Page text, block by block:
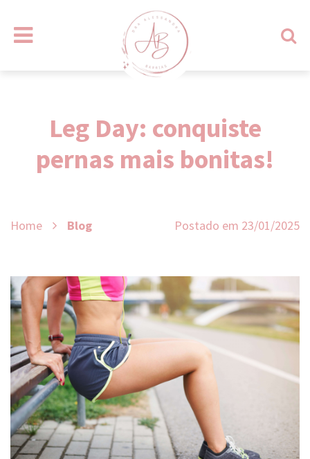
Leg Day: conquiste
pernas mais bonitas!
Home Blog Postado em 23/01/2025